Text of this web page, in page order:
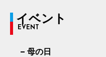
イベント
EVENT
母の日